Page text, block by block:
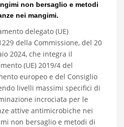
non bersaglio e metodi
nei mangimi.
delegato (UE)
della Commissione, del 20
2024, che integra il
(UE) 2019/4 del
europeo e del Consiglio
livelli massimi specifici di
incrociata per le
attive antimicrobiche nei
non bersaglio e metodi di